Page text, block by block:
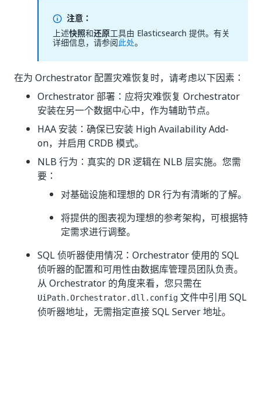
注意：
上述快照和还原工具由 Elasticsearch 提供。有关
详细信息，请参阅此处。
在为 Orchestrator 配置灾难恢复时，请考虑以下因素：
Orchestrator 部署：应将灾难恢复 Orchestrator
安装在另一个数据中心中，作为辅助节点。
HAA 安装：确保已安装 High Availability Add-
on，并启用 CRDB 模式。
NLB 行为：真实的 DR 逻辑在 NLB 层实施。您需
要：
对基础设施和理想的 DR 行为有清晰的了解。
将提供的图表视为理想的参考架构，可根据特
定需求进行调整。
SQL 侦听器使用情况：Orchestrator 使用的 SQL
侦听器的配置和可用性由数据库管理员团队负责。
从 Orchestrator 的角度来看，您只需在
UiPath.Orchestrator.dll.config 文件中引用 SQL
侦听器地址，无需指定直接 SQL Server 地址。